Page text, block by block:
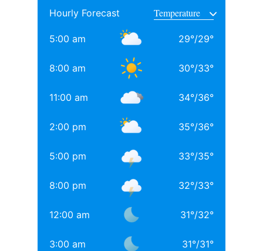
साथ अनिल थडानी, करण जौहर और अभिषेक कपूर भी पढ़ाई कर
Daughters of Bollywood Actresses: मां से भी ज्यादा
खूबसूरत? इन 3 बॉलीवुड एक्ट्रेसेस की बेटियों ने लूटी महफिल
बॉलीवुड की 3 सबसे बड़ी हीरोइन्स जिनकी नानी-परनानी कोठे पर
नाचती थीं, नाम जानकर होगी हैरानी
Hourly Forecast
5:00 am 29°/29°
8:00 am 30°/33°
11:00 am 34°/36°
2:00 pm 35°/36°
5:00 pm 33°/35°
8:00 pm 32°/33°
12:00 am 31°/32°
3:00 am 31°/31°